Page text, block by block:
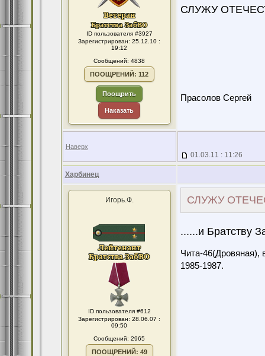
ID пользователя #3927
Зарегистрирован: 25.12.10 :
19:12
Сообщений: 4838
ПООЩРЕНИЙ: 112
Поощрить
Наказать
СЛУЖУ
Прасолов Сергей
Наверх
01.03.11 : 11:26
Харбинец
Игорь.Ф.
ID пользователя #612
Зарегистрирован: 28.06.07 :
09:50
Сообщений: 2965
ПООЩРЕНИЙ: 49
СЛУЖУ
......и Братству
Чита-46(Дровяная),
1985-1987.